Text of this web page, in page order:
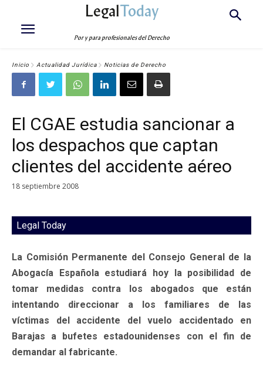
LegalToday
Por y para profesionales del Derecho
Inicio Actualidad Jurídica Noticias de Derecho
El CGAE estudia sancionar a
los despachos que captan
clientes del accidente aéreo
18 septiembre 2008
Legal Today
La Comisión Permanente del Consejo General de la
Abogacía Española estudiará hoy la posibilidad de
tomar medidas contra los abogados que están
intentando direccionar a los familiares de las
víctimas del accidente del vuelo accidentado en
Barajas a bufetes estadounidenses con el fin de
demandar al fabricante.